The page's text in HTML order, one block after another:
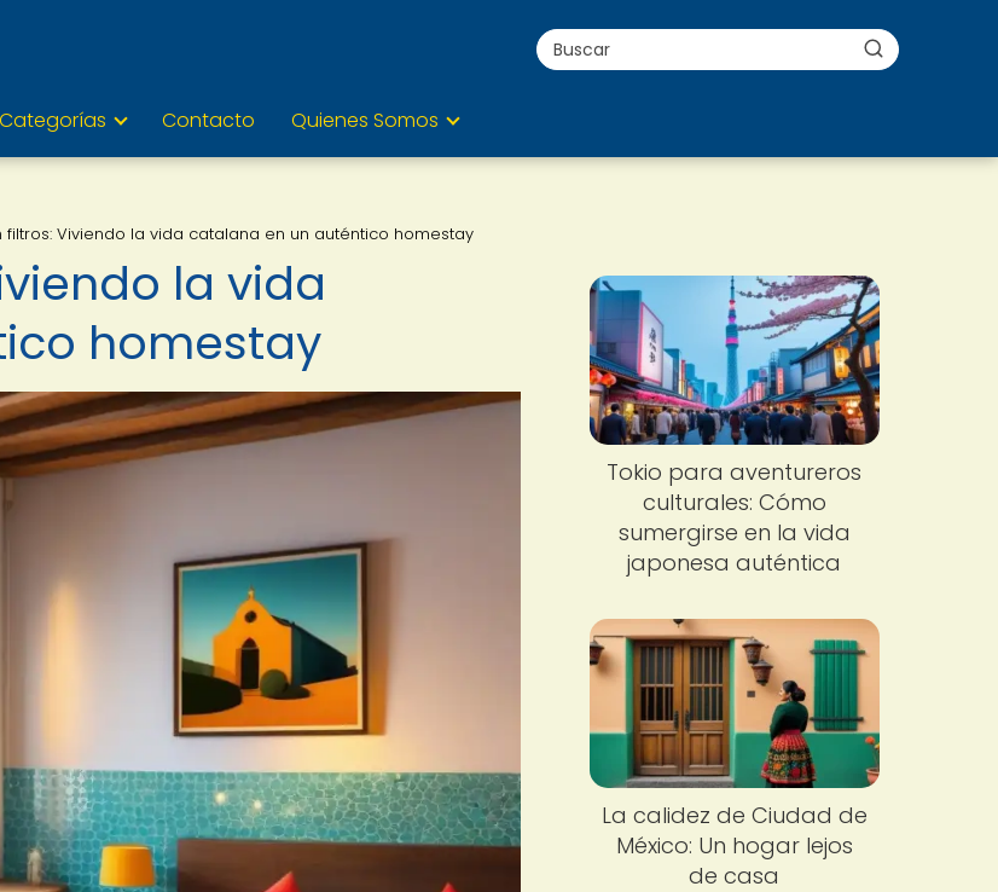
Categorías Contacto Quienes Somos
filtros: Viviendo la vida catalana en un auténtico homestay
la vida
homestay
Tokio para aventureros
culturales: Cómo
sumergirse en la vida
japonesa auténtica
La calidez de Ciudad de
México: Un hogar lejos
de casa